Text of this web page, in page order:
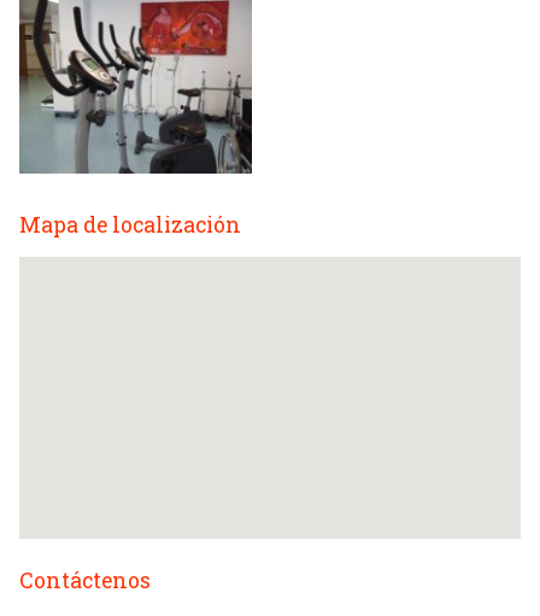
Mapa de localización
Contáctenos